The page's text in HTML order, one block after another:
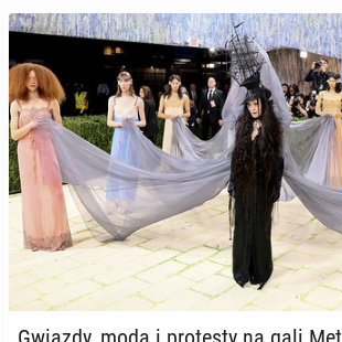
Carla Bruni w wieku 56 lat
pokazie Vic­to­ria’s Secret